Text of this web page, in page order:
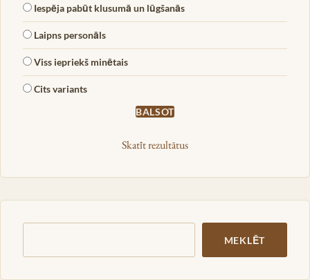
Iespēja pabūt klusumā un lūgšanās
Laipns personāls
Viss iepriekš minētais
Cits variants
Skatīt rezultātus
MEKLĒT